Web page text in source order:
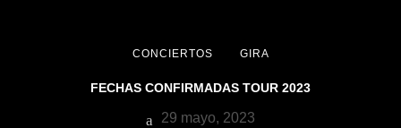
CONCIERTOS GIRA
FECHAS CONFIRMADAS TOUR 2023
29 mayo, 2023